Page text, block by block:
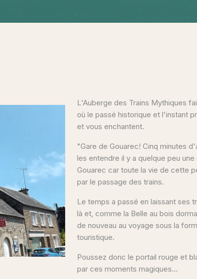
L'Auberge des Trains Mythiques
où le passé historique et l'instant
et vous enchantent.
"Gare de Gouarec! Cinq minutes
les entendre il y a quelque peu
Gouarec car toute la vie de cette
par le passage des trains.
Le temps a passé en laissant ses
là et, comme la Belle au bois
de nouveau au voyage sous la
touristique.
Poussez donc le portail rouge et
par ces moments magiques...